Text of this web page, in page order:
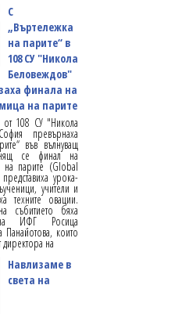
С
„Въртележка
на парите“ в
108 СУ "Никола
Беловеждов"
финала на
на парите
от 108 СУ "Никола
превърнаха
във вълнуващ
се финал на
на парите (Global
урока-
учители и
техните овации.
събитието бяха
на ИФГ Росица
които
директора на
Навлизаме в
света на